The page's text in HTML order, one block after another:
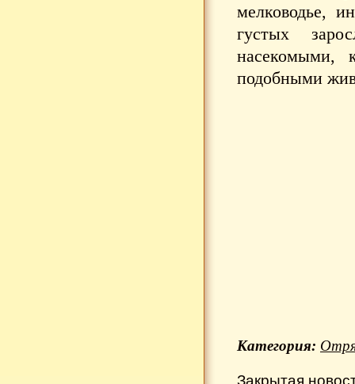
мелководье,
густых
насекомыми,
подобными
Категория:
Закрытая